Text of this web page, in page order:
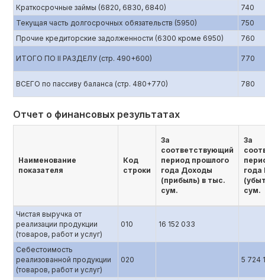
Краткосрочные займы (6820, 6830, 6840)
740
Текущая часть долгосрочных обязательств (5950)
750
Прочие кредиторские задолженности (6300 кроме 6950)
760
ИТОГО ПО II РАЗДЕЛУ (стр. 490+600) 770
ВСЕГО по пассиву баланса (стр. 480+770) 780
Отчет о финансовых результатах
Наименование
показателя
Код
строки
За
соответствующий
период прошлого
года Доходы
(прибыль) в тыс.
сум.
За
года
сум.
Чистая выручка от
реализации продукции
(товаров, работ и услуг)
010 16 152 033
Себестоимость
реализованной продукции
(товаров, работ и услуг)
020 5 724